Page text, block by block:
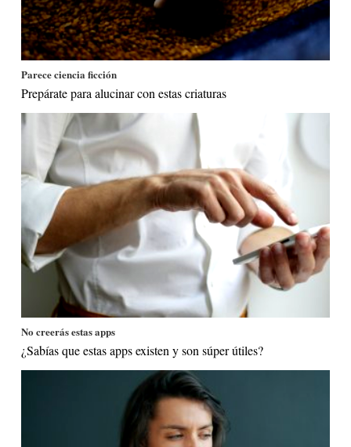
Parece ciencia ficción
Prepárate para alucinar con estas criaturas
No creerás estas apps
¿Sabías que estas apps existen y son súper útiles?